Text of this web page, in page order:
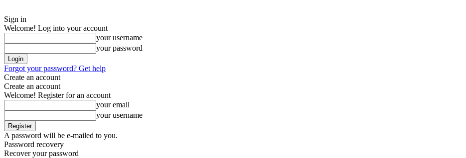
Sign in
Welcome! Log into your account
your username
your password
Forgot your password? Get help
Create an account
Create an account
Welcome! Register for an account
your email
your username
A password will be e-mailed to you.
Password recovery
Recover your password